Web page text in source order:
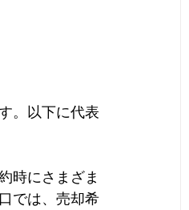
。以下に代表
時にさまざま
では、売却希